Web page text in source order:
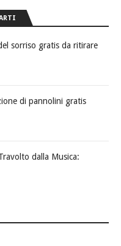
sorriso gratis da ritirare
di pannolini gratis
dalla Musica: